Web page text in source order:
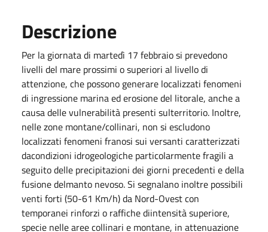
Descrizione
Per la giornata di martedì 17 febbraio si prevedono
livelli del mare prossimi o superiori al livello di
attenzione, che possono generare localizzati fenomeni
di ingressione marina ed erosione del litorale, anche a
causa delle vulnerabilità presenti sulterritorio. Inoltre,
nelle zone montane/collinari, non si escludono
localizzati fenomeni franosi sui versanti caratterizzati
dacondizioni idrogeologiche particolarmente fragili a
seguito delle precipitazioni dei giorni precedenti e della
fusione delmanto nevoso. Si segnalano inoltre possibili
venti forti (50-61 Km/h) da Nord-Ovest con
temporanei rinforzi o raffiche diintensità superiore,
specie nelle aree collinari e montane, in attenuazione